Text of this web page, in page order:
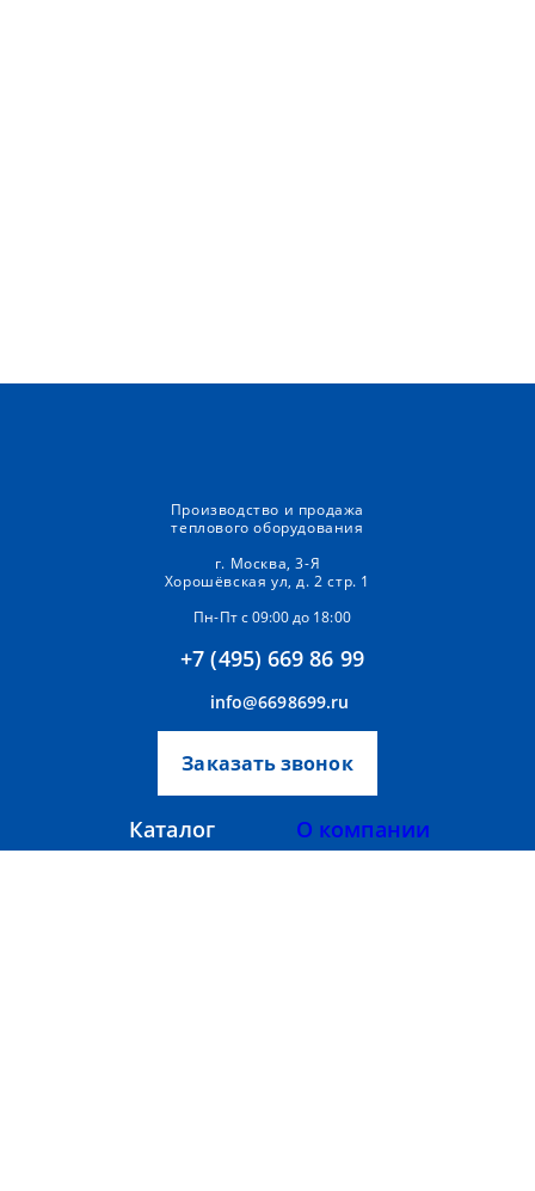
Производство и продажа
теплового оборудования
г. Москва, 3-Я
Хорошёвская ул, д. 2 стр. 1
Каталог О компании
Пн-Пт с 09:00 до 18:00
+7 (495) 669 86 99
info@6698699.ru
Заказать звонок